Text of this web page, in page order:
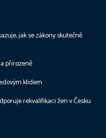
jak se zákony skutečně
přirozeně
klidem
rekvalifikaci žen v Česku